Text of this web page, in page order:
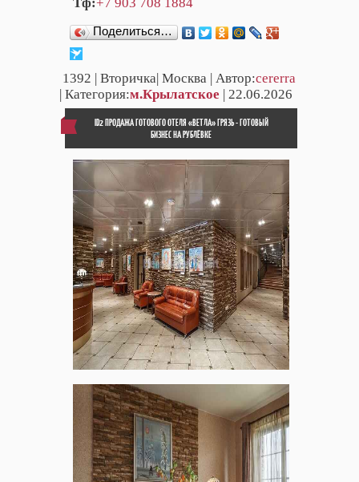
Тф:+7 903 708 1884
Поделиться…
1392 | Вторичка| Москва | Автор:cererra
| Категория:м.Крылатское | 22.06.2026
ID2 ПРОДАЖА ГОТОВОГО ОТЕЛЯ «ВЕТЛА» ГРЯЗЬ - ГОТОВЫЙ
БИЗНЕС НА РУБЛЁВКЕ